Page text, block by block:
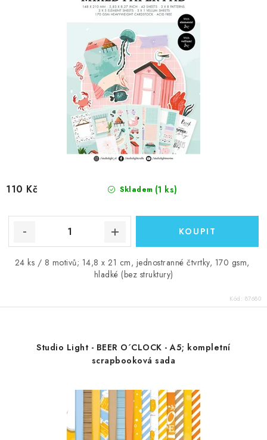
Skladem (1 ks)
110 Kč
24 ks / 8 motivů; 14,8 x 21 cm, jednostranné čtvrtky, 170 gsm,
hladké (bez struktury)
Kód: 87680
Studio Light - BEER O´CLOCK - A5; kompletní
scrapbooková sada